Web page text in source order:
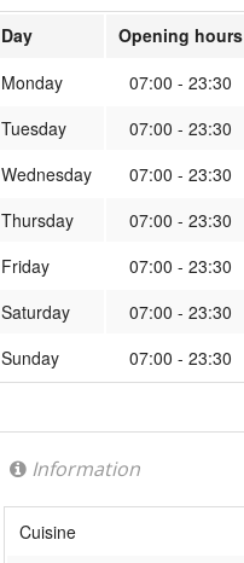
Day
Opening hours
Monday
07:00 - 23:30
Tuesday
07:00 - 23:30
Wednesday
07:00 - 23:30
Thursday
07:00 - 23:30
Friday
07:00 - 23:30
Saturday
07:00 - 23:30
Sunday
07:00 - 23:30
Information
Cuisine